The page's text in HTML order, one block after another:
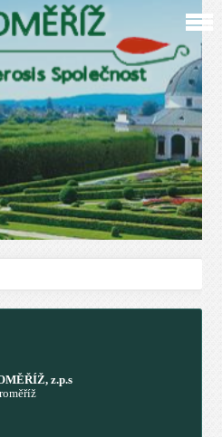
z.p.s
01 Kroměříž